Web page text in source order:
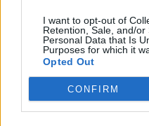
I want to opt-out of
Retention, Sale, and/or
Personal Data that Is
Purposes for which it
Opted Out
CONFIRM
SMARTPHONE E
AGON BY AOC
CON 3 REFRESH RATE:
CQ32G4ZA